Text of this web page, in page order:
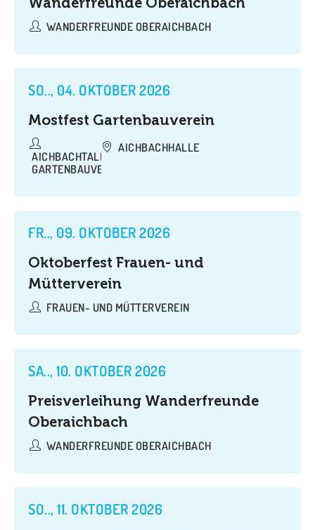
WANDERFREUNDE OBERAICHBACH
SO.., 04. OKTOBER 2026
Mostfest Gartenbauverein
AICHBACHHALLE
AICHBACHTALER
GARTENBAUVEREIN
FR.., 09. OKTOBER 2026
Oktoberfest Frauen- und
Mütterverein
FRAUEN- UND MÜTTERVEREIN
SA.., 10. OKTOBER 2026
Preisverleihung Wanderfreunde
Oberaichbach
WANDERFREUNDE OBERAICHBACH
SO.., 11. OKTOBER 2026